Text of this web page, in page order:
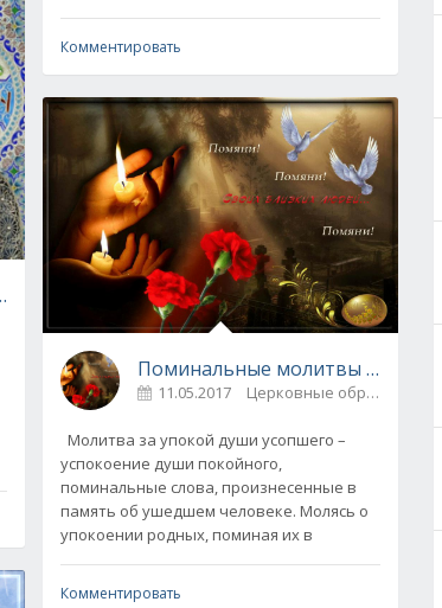
и икона-заступница
Комментировать
Поминальные молитвы - что
11.05.2017
Молитва за упокой души усопшего –
успокоение души покойного,
поминальные слова, произнесенные в
память об ушедшем человеке. Молясь о
упокоении родных, поминая их в
Комментировать